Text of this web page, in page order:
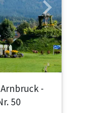
Next
Arnbruck -
50